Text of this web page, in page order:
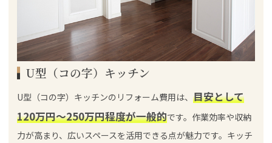
U型（コの字）キッチン
U型（コの字）キッチンのリフォーム費用は、 目安として
120万円～250万円程度が一般的です。作業効率や収納
力が高まり、広いスペースを活用できる点が魅力です。キッチ